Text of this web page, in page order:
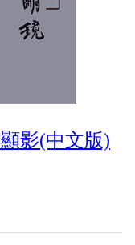
影(中文版)